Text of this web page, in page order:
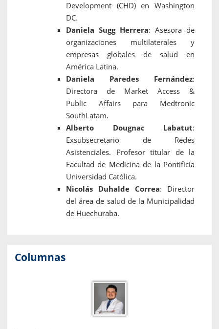
Development (CHD) en Washington
DC.
Daniela Sugg Herrera: Asesora de
organizaciones multilaterales y
empresas globales de salud en
América Latina.
Daniela Paredes Fernández:
Directora de Market Access &
Public Affairs para Medtronic
SouthLatam.
Alberto Dougnac Labatut:
Exsubsecretario de Redes
Asistenciales. Profesor titular de la
Facultad de Medicina de la Pontificia
Universidad Católica.
Nicolás Duhalde Correa: Director
del área de salud de la Municipalidad
de Huechuraba.
Columnas